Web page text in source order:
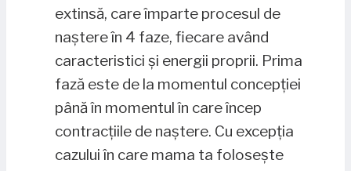
extinsă, care împarte procesul de
naștere în 4 faze, fiecare având
caracteristici și energii proprii. Prima
fază este de la momentul concepției
până în momentul în care încep
contracțiile de naștere. Cu excepția
cazului în care mama ta folosește